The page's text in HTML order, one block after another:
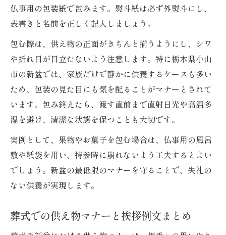
仏事用の包装紙で包みます。熨斗紙は必ず外熨斗にし、
表書きと名前を正しく記入しましょう。
包む際は、供え物の正面がきちんと揃うようにし、シワ
や折れ目が目立たないよう注意します。特に栃木県小山
市の新盆では、家族だけで静かに供養するケースも多い
ため、包装の見た目にも気を配ることがマナーとされて
います。包み終えたら、渡す直前まで直射日光や高温多
湿を避け、清潔な状態を保つことも大切です。
実例として、果物やお菓子を包む場合は、仏事用の風呂
敷や紙袋を用い、持参時に崩れないよう工夫するとよい
でしょう。新盆の最低限のマナーを守ることで、失礼の
ない供養が実現します。
葬式での供え物マナーと挨拶例文まとめ